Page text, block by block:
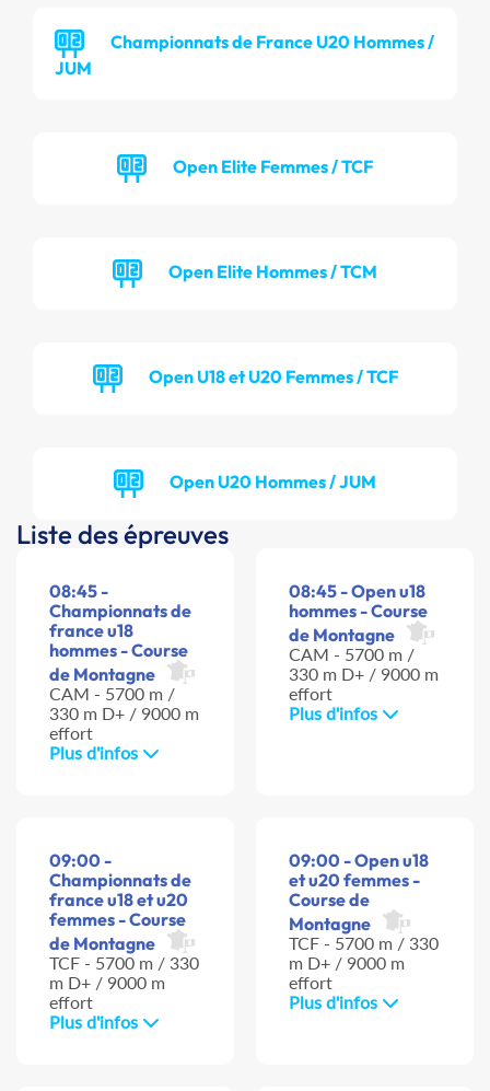
Championnats de France U20 Hommes /
JUM
Open Elite Femmes / TCF
Open Elite Hommes / TCM
Open U18 et U20 Femmes / TCF
Open U20 Hommes / JUM
Liste des épreuves
08:45 -
Championnats de
france u18
hommes - Course
de Montagne
CAM - 5700 m /
330 m D+ / 9000 m
effort
Plus d'infos
08:45 - Open u18
hommes - Course
de Montagne
CAM - 5700 m /
330 m D+ / 9000 m
effort
Plus d'infos
09:00 -
Championnats de
france u18 et u20
femmes - Course
de Montagne
TCF - 5700 m / 330
m D+ / 9000 m
effort
Plus d'infos
09:00 - Open u18
et u20 femmes -
Course de
Montagne
TCF - 5700 m / 330
m D+ / 9000 m
effort
Plus d'infos